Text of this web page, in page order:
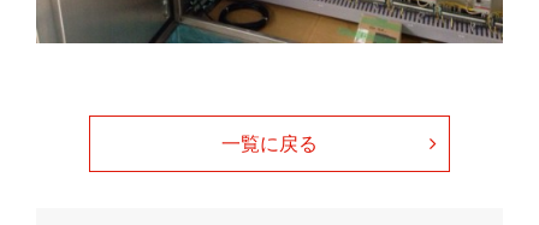
一覧に戻る